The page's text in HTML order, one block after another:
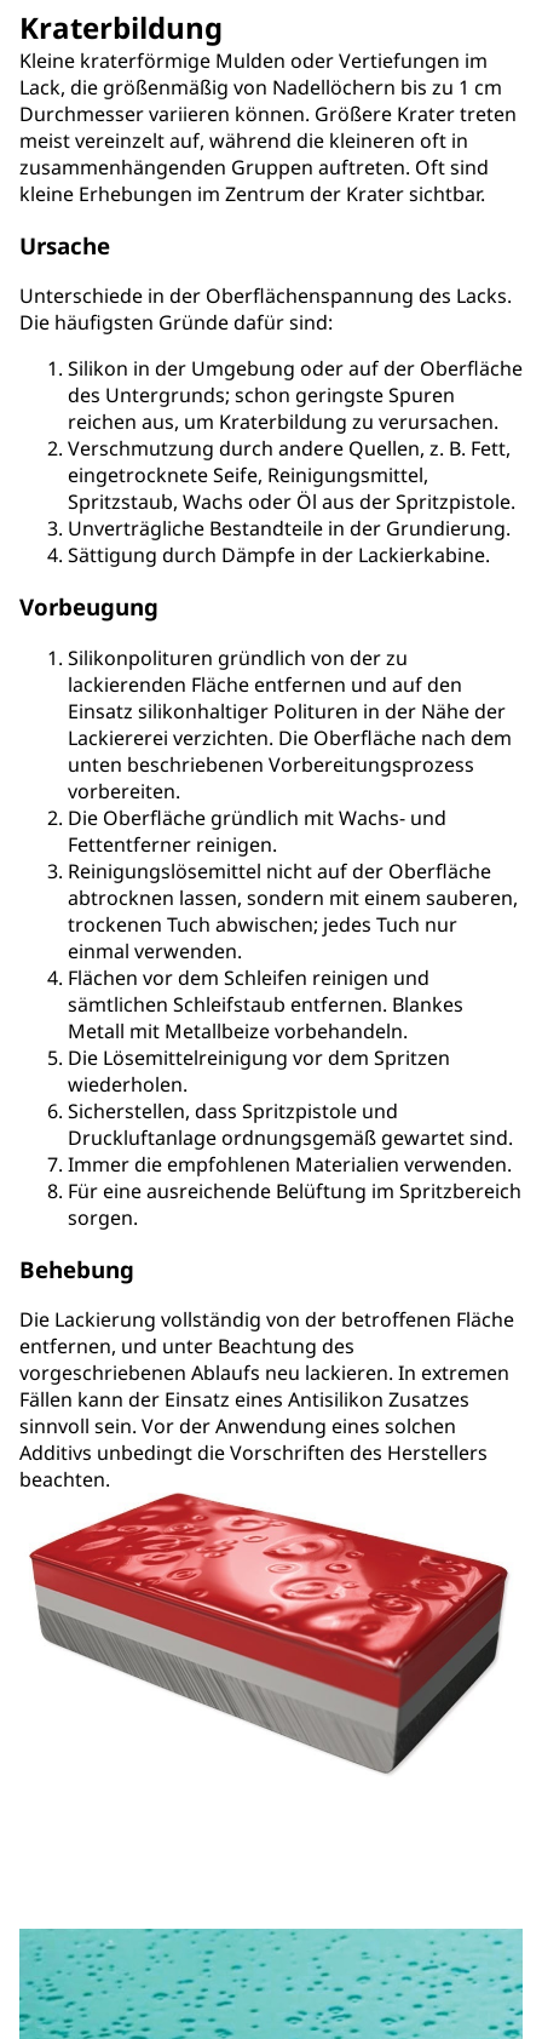
Kraterbildung
Kleine kraterförmige Mulden oder Vertiefungen im
Lack, die größenmäßig von Nadellöchern bis zu 1 cm
Durchmesser variieren können. Größere Krater treten
meist vereinzelt auf, während die kleineren oft in
zusammenhängenden Gruppen auftreten. Oft sind
kleine Erhebungen im Zentrum der Krater sichtbar.
Ursache
Unterschiede in der Oberflächenspannung des Lacks.
Die häufigsten Gründe dafür sind:
Silikon in der Umgebung oder auf der Oberfläche
des Untergrunds; schon geringste Spuren
reichen aus, um Kraterbildung zu verursachen.
Verschmutzung durch andere Quellen, z. B. Fett,
eingetrocknete Seife, Reinigungsmittel,
Spritzstaub, Wachs oder Öl aus der Spritzpistole.
Unverträgliche Bestandteile in der Grundierung.
Sättigung durch Dämpfe in der Lackierkabine.
Vorbeugung
Silikonpolituren gründlich von der zu
lackierenden Fläche entfernen und auf den
Einsatz silikonhaltiger Polituren in der Nähe der
Lackiererei verzichten. Die Oberfläche nach dem
unten beschriebenen Vorbereitungsprozess
vorbereiten.
Die Oberfläche gründlich mit Wachs- und
Fettentferner reinigen.
Reinigungslösemittel nicht auf der Oberfläche
abtrocknen lassen, sondern mit einem sauberen,
trockenen Tuch abwischen; jedes Tuch nur
einmal verwenden.
Flächen vor dem Schleifen reinigen und
sämtlichen Schleifstaub entfernen. Blankes
Metall mit Metallbeize vorbehandeln.
Die Lösemittelreinigung vor dem Spritzen
wiederholen.
Sicherstellen, dass Spritzpistole und
Druckluftanlage ordnungsgemäß gewartet sind.
Immer die empfohlenen Materialien verwenden.
Für eine ausreichende Belüftung im Spritzbereich
sorgen.
Behebung
Die Lackierung vollständig von der betroffenen Fläche
entfernen, und unter Beachtung des
vorgeschriebenen Ablaufs neu lackieren. In extremen
Fällen kann der Einsatz eines Antisilikon Zusatzes
sinnvoll sein. Vor der Anwendung eines solchen
Additivs unbedingt die Vorschriften des Herstellers
beachten.